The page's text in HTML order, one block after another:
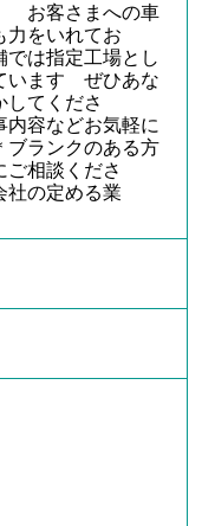
お客さまへの車
力をいれてお
は指定工場とし
います ぜひあな
してくださ
容などお気軽に
ランクのある方
ご相談くださ
の定める業